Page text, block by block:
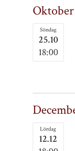
Söndag
25.10
18:00
Lördag
12.12